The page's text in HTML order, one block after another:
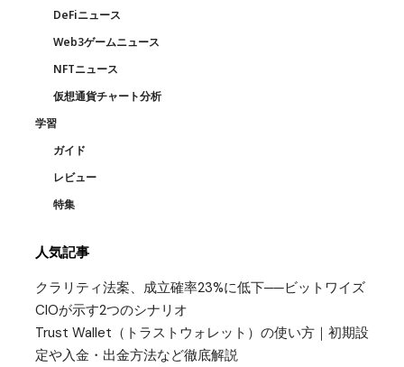
DeFiニュース
Web3ゲームニュース
NFTニュース
仮想通貨チャート分析
学習
ガイド
レビュー
特集
人気記事
クラリティ法案、成立確率23%に低下──ビットワイズ
CIOが示す2つのシナリオ
Trust Wallet（トラストウォレット）の使い方｜初期設
定や入金・出金方法など徹底解説